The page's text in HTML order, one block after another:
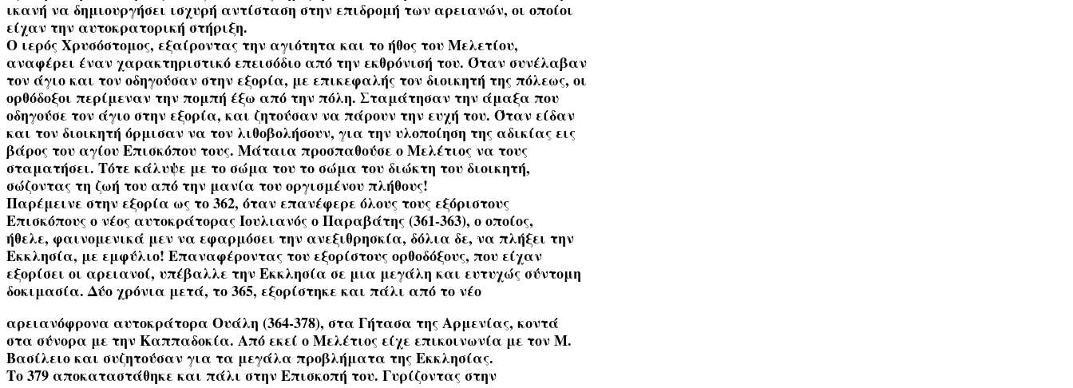
ικανή να δημιουργήσει ισχυρή αντίσταση στην επιδρομή των αρειανών, οι οποίοι
είχαν την αυτοκρατορική στήριξη.
Ο ιερός Χρυσόστομος, εξαίροντας την αγιότητα και το ήθος του Μελετίου,
αναφέρει έναν χαρακτηριστικό επεισόδιο από την εκθρόνισή του. Όταν συνέλαβαν
τον άγιο και τον οδηγούσαν στην εξορία, με επικεφαλής τον διοικητή της πόλεως, οι
ορθόδοξοι περίμεναν την πομπή έξω από την πόλη. Σταμάτησαν την άμαξα που
οδηγούσε τον άγιο στην εξορία, και ζητούσαν να πάρουν την ευχή του. Όταν είδαν
και τον διοικητή όρμισαν να τον λιθοβολήσουν, για την υλοποίηση της αδικίας εις
βάρος του αγίου Επισκόπου τους. Μάταια προσπαθούσε ο Μελέτιος να τους
σταματήσει. Τότε κάλυψε με το σώμα του το σώμα του διώκτη του διοικητή,
σώζοντας τη ζωή του από την μανία του οργισμένου πλήθους!
Παρέμεινε στην εξορία ως το 362, όταν επανέφερε όλους τους εξόριστους
Επισκόπους ο νέος αυτοκράτορας Ιουλιανός ο Παραβάτης (361-363), ο οποίος,
ήθελε, φαινομενικά μεν να εφαρμόσει την ανεξιθρησκία, δόλια δε, να πλήξει την
Εκκλησία, με εμφύλιο! Επαναφέροντας του εξορίστους ορθοδόξους, που είχαν
εξορίσει οι αρειανοί, υπέβαλλε την Εκκλησία σε μια μεγάλη και ευτυχώς σύντομη
δοκιμασία. Δύο χρόνια μετά, το 365, εξορίστηκε και πάλι από το νέο
αρειανόφρονα αυτοκράτορα Ουάλη (364-378), στα Γήτασα της Αρμενίας, κοντά
στα σύνορα με την Καππαδοκία. Από εκεί ο Μελέτιος είχε επικοινωνία με τον Μ.
Βασίλειο και συζητούσαν για τα μεγάλα προβλήματα της Εκκλησίας.
Το 379 αποκαταστάθηκε και πάλι στην Επισκοπή του. Γυρίζοντας στην